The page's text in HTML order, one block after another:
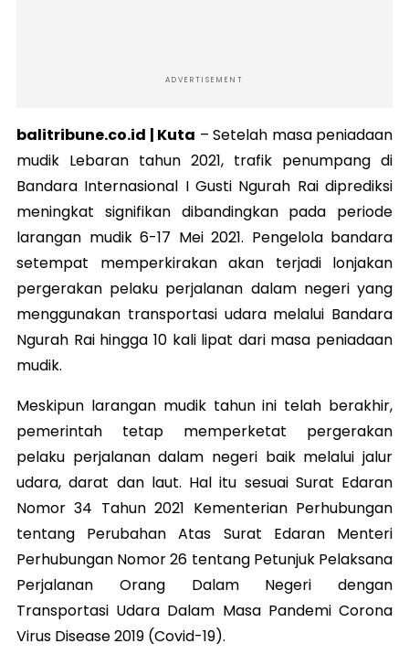
ADVERTISEMENT
balitribune.co.id | Kuta – Setelah masa peniadaan
mudik Lebaran tahun 2021, trafik penumpang di
Bandara Internasional I Gusti Ngurah Rai diprediksi
meningkat signifikan dibandingkan pada periode
larangan mudik 6-17 Mei 2021. Pengelola bandara
setempat memperkirakan akan terjadi lonjakan
pergerakan pelaku perjalanan dalam negeri yang
menggunakan transportasi udara melalui Bandara
Ngurah Rai hingga 10 kali lipat dari masa peniadaan
mudik.
Meskipun larangan mudik tahun ini telah berakhir,
pemerintah tetap memperketat pergerakan
pelaku perjalanan dalam negeri baik melalui jalur
udara, darat dan laut. Hal itu sesuai Surat Edaran
Nomor 34 Tahun 2021 Kementerian Perhubungan
tentang Perubahan Atas Surat Edaran Menteri
Perhubungan Nomor 26 tentang Petunjuk Pelaksana
Perjalanan Orang Dalam Negeri dengan
Transportasi Udara Dalam Masa Pandemi Corona
Virus Disease 2019 (Covid-19).